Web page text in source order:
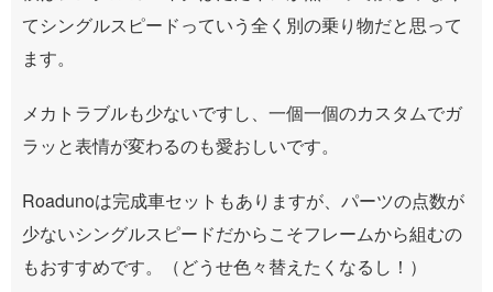
てシングルスピードっていう全く別の乗り物だと思って
ます。
メカトラブルも少ないですし、一個一個のカスタムでガ
ラッと表情が変わるのも愛おしいです。
Roadunoは完成車セットもありますが、パーツの点数が
少ないシングルスピードだからこそフレームから組むの
もおすすめです。（どうせ色々替えたくなるし！）